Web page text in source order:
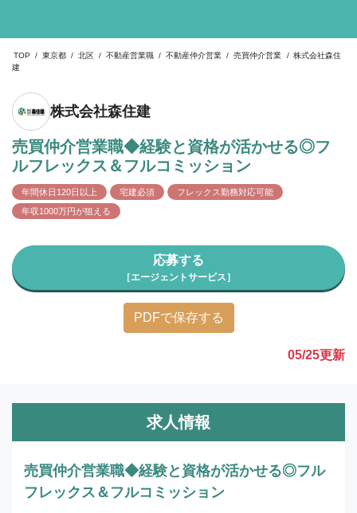
TOP / 東京都 / 北区 / 不動産営業職 / 不動産仲介営業 / 売買仲介営業 / 株式会社森住
建
株式会社森住建
売買仲介営業職◆経験と資格が活かせる◎フ
ルフレックス＆フルコミッション
年間休日120日以上 宅建必須
フレックス勤務対応可能
年収1000万円が狙える
応募する
［エージェントサービス］
PDFで保存する
05/25更新
求人情報
売買仲介営業職◆経験と資格が活かせる◎フル
フレックス＆フルコミッション